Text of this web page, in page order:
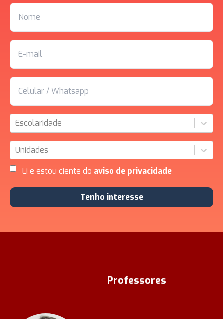
Escolaridade
Unidades
Li e estou ciente do aviso de privacidade
Tenho interesse
Professores